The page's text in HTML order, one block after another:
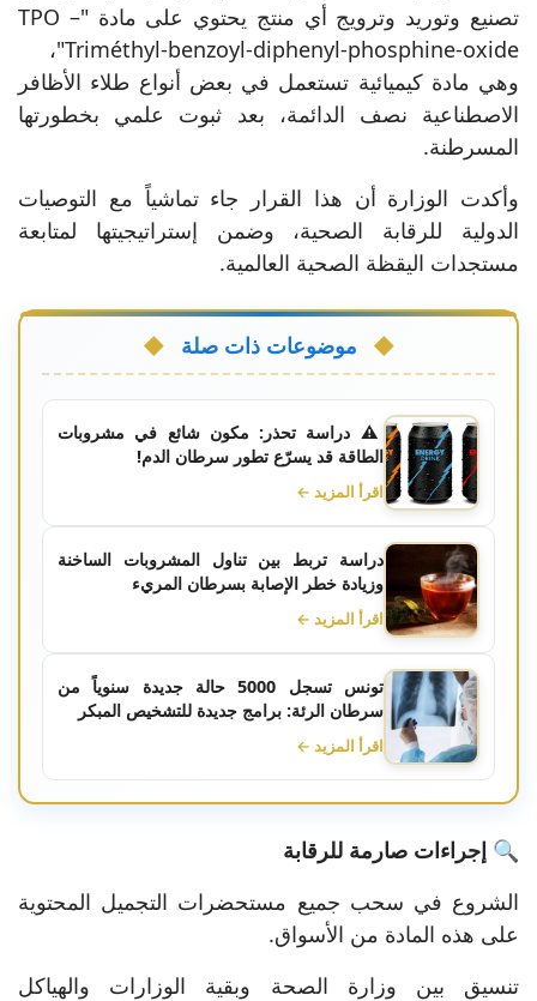
تصنيع وتوريد وترويج أي منتج يحتوي على مادة "TPO –
Triméthyl-benzoyl-diphenyl-phosphine-oxide"،
وهي مادة كيميائية تستعمل في بعض أنواع طلاء الأظافر
الاصطناعية نصف الدائمة، بعد ثبوت علمي بخطورتها
المسرطنة.
وأكدت الوزارة أن هذا القرار جاء تماشياً مع التوصيات
الدولية للرقابة الصحية، وضمن إستراتيجيتها لمتابعة
مستجدات اليقظة الصحية العالمية.
موضوعات ذات صلة
⚠️ دراسة تحذر: مكون شائع في مشروبات
الطاقة قد يسرّع تطور سرطان الدم!
اقرأ المزيد ←
دراسة تربط بين تناول المشروبات الساخنة
وزيادة خطر الإصابة بسرطان المريء
اقرأ المزيد ←
تونس تسجل 5000 حالة جديدة سنوياً من
سرطان الرئة: برامج جديدة للتشخيص المبكر
اقرأ المزيد ←
🔍 إجراءات صارمة للرقابة
الشروع في سحب جميع مستحضرات التجميل المحتوية
على هذه المادة من الأسواق.
تنسيق بين وزارة الصحة وبقية الوزارات والهياكل